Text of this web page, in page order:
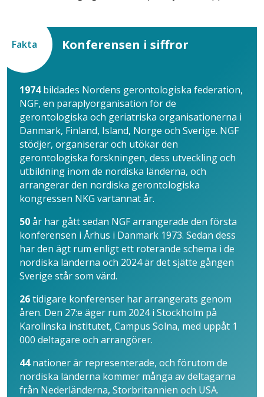
Fakta Konferensen i siffror
1974bildades Nordens gerontologiska federation,
NGF, en paraplyorganisation för de
gerontologiska och geriatriska organisationerna i
Danmark, Finland, Island, Norge och Sverige. NGF
stödjer, organiserar och utökar den
gerontologiska forskningen, dess utveckling och
utbildning inom de nordiska länderna, och
arrangerar den nordiska gerontologiska
kongressen NKG vartannat år.
50år har gått sedan NGF arrangerade den första
konferensen i Århus i Danmark 1973. Sedan dess
har den ägt rum enligt ett roterande schema i de
nordiska länderna och 2024 är det sjätte gången
Sverige står som värd.
26tidigare konferenser har arrangerats genom
åren. Den 27:e äger rum 2024 i Stockholm på
Karolinska institutet, Campus Solna, med uppåt 1
000 deltagare och arrangörer.
44nationer är representerade, och förutom de
nordiska länderna kommer många av deltagarna
från Nederländerna, Storbritannien och USA.